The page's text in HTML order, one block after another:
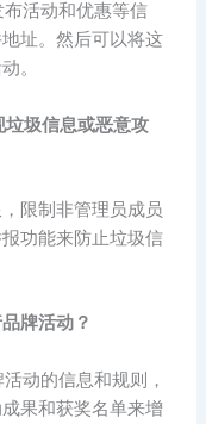
活动和优惠等信
址。然后可以将这
。
圾信息或恶意攻
限制非管理员成员
功能来防止垃圾信
牌活动？
动的信息和规则，
果和获奖名单来增